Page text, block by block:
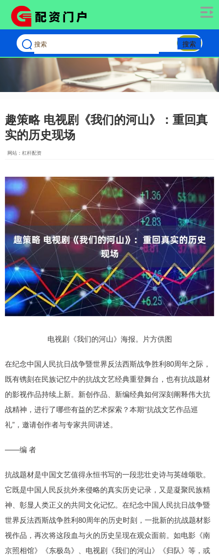
搜索
趣策略 电视剧《我们的河山》：重回真
实的历史现场
网站：杠杆配资
电视剧《我们的河山》海报。片方供图
在纪念中国人民抗日战争暨世界反法西斯战争胜利80周年之际，
既有镌刻在民族记忆中的抗战文艺经典重登舞台，也有抗战题材
的影视作品持续上新。新创作品、新编经典如何深刻阐释伟大抗
战精神，进行了哪些有益的艺术探索？本期“抗战文艺作品巡
礼”，邀请创作者与专家共同讲述。
——编 者
抗战题材是中国文艺值得永恒书写的一段悲壮史诗与英雄颂歌。
它既是中国人民反抗外来侵略的真实历史记录，又是凝聚民族精
神、彰显人类正义的共同文化记忆。在纪念中国人民抗日战争暨
世界反法西斯战争胜利80周年的历史时刻，一批新的抗战题材影
视作品，再次将这段血与火的历史呈现在观众面前。如电影《南
京照相馆》《东极岛》、电视剧《我们的河山》《归队》等，或